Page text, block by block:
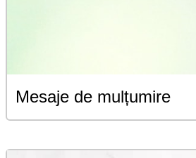
Mesaje de mulțumire